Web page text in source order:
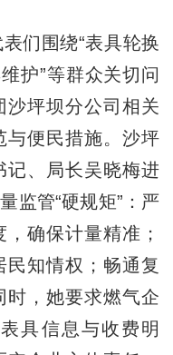
们围绕“表具轮换
护”等群众关切问
沙坪坝分公司相关
与便民措施。沙坪
记、局长吴晓梅进
监管“硬规矩”：严
确保计量精准；
民知情权；畅通复
时，她要求燃气企
具信息与收费明